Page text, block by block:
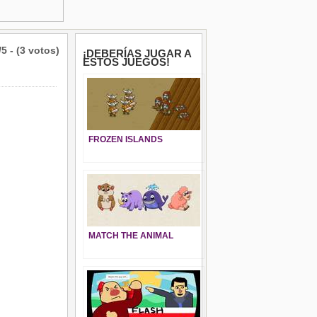
5 - (3 votos) ¡DEBERÍAS JUGAR A
ESTOS JUEGOS!
FROZEN ISLANDS
MATCH THE ANIMAL